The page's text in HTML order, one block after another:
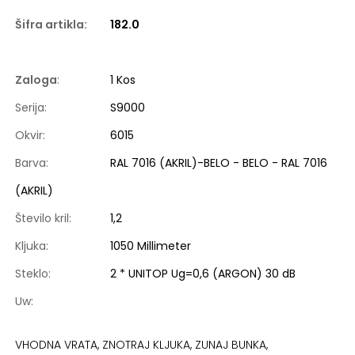
Šifra artikla: 182.0
Zaloga:
1 Kos
Serija:
S9000
Okvir:
6015
Barva:
RAL 7016 (AKRIL)-BELO - BELO - RAL 7016
(AKRIL)
Število kril:
1,2
Kljuka:
1050 Millimeter
Steklo:
2 * UNITOP Ug=0,6 (ARGON) 30 dB
Uw:
VHODNA VRATA, ZNOTRAJ KLJUKA, ZUNAJ BUNKA,